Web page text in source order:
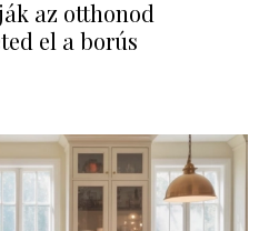
az otthonod
el a borús